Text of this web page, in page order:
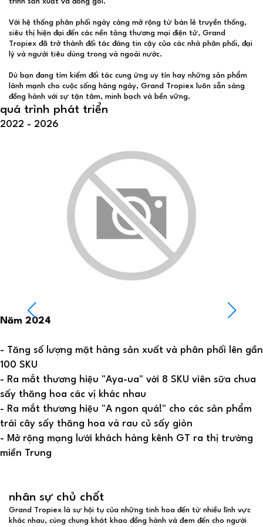
trình sản xuất và đóng gói.
Với hệ thống phân phối ngày càng mở rộng từ bán lẻ truyền thống,
siêu thị hiện đại đến các nền tảng thương mại điện tử, Grand
Tropiex đã trở thành đối tác đáng tin cậy của các nhà phân phối, đại
lý và người tiêu dùng trong và ngoài nước.
Dù bạn đang tìm kiếm đối tác cung ứng uy tín hay những sản phẩm
lành mạnh cho cuộc sống hàng ngày, Grand Tropiex luôn sẵn sàng
đồng hành với sự tận tâm, minh bạch và bền vững.
quá trình phát triển
2022 - 2026
Năm 2024
- Tăng số lượng mặt hàng sản xuất và phân phối lên gần
100 SKU
- Ra mắt thương hiệu "Aya-ua" với 8 SKU viên sữa chua
sấy thăng hoa các vị khác nhau
- Ra mắt thương hiệu "A ngon quá!" cho các sản phẩm
trái cây sấy thăng hoa và rau củ sấy giòn
- Mở rộng mạng lưới khách hàng kênh GT ra thị trường
miền Trung
nhân sự chủ chốt
Grand Tropiex là sự hội tụ của những tinh hoa đến từ nhiều lĩnh vực
khác nhau, cùng chung khát khao đồng hành và đem đến cho người